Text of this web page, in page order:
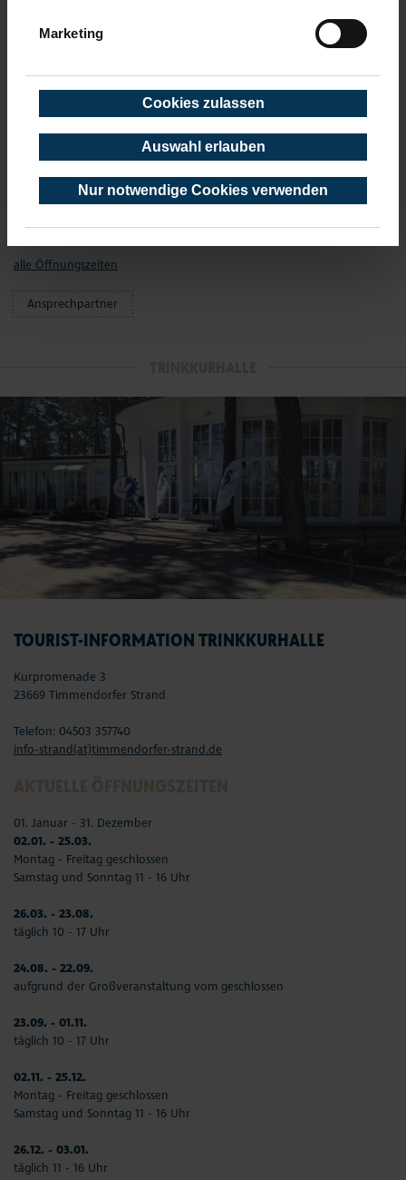
Marketing
Cookies zulassen
Auswahl erlauben
Nur notwendige Cookies verwenden
19.12.13–17 Uhr
20.12.13–17 Uhr
25.12.geschlossen
13–17 Uhr
01.01.2027geschlossen
alle Öffnungszeiten
Ansprechpartner
TOURIST-INFORMATION TRINKKURHALLE
Kurpromenade 3
23669 Timmendorfer Strand
Telefon: 04503 357740
info-strand(at)timmendorfer-strand.de
01. Januar - 31. Dezember
02.01. - 25.03.
Montag - Freitag geschlossen
Samstag und Sonntag 11 - 16 Uhr
26.03. - 23.08.
täglich 10 - 17 Uhr
24.08. - 22.09.
aufgrund der Großveranstaltung vom geschlossen
23.09. - 01.11.
täglich 10 - 17 Uhr
02.11. - 25.12.
Montag - Freitag geschlossen
Samstag und Sonntag 11 - 16 Uhr
26.12. - 03.01.
täglich 11 - 16 Uhr